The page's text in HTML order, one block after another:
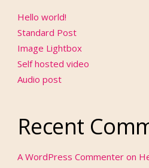
Hello world!
Standard Post
Image Lightbox
Self hosted video
Audio post
Recent
A WordPress Commenter on